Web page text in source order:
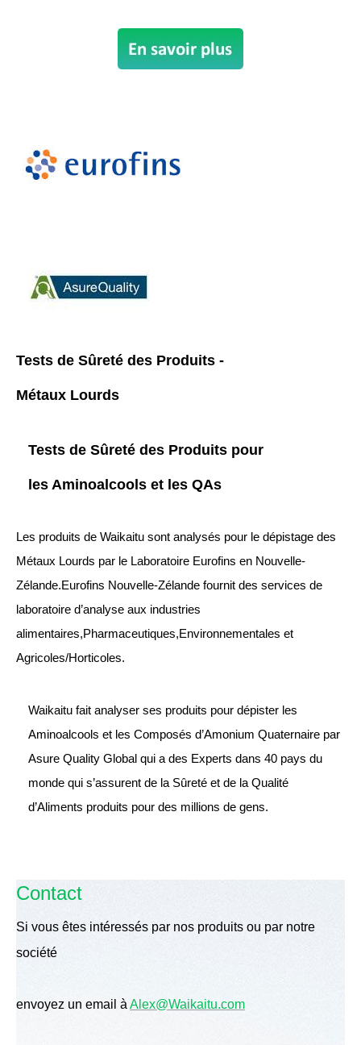
Tests de Sûreté des Produits -
Métaux Lourds
Tests de Sûreté des Produits pour
les Aminoalcools et les QAs
Les produits de Waikaitu sont analysés pour le dépistage des
Métaux Lourds par le Laboratoire Eurofins en Nouvelle-
Zélande.Eurofins Nouvelle-Zélande fournit des services de
laboratoire d’analyse aux industries
alimentaires,Pharmaceutiques,Environnementales et
Agricoles/Horticoles.
Waikaitu fait analyser ses produits pour dépister les
Aminoalcools et les Composés d’Amonium Quaternaire par
Asure Quality Global qui a des Experts dans 40 pays du
monde qui s’assurent de la Sûreté et de la Qualité
d’Aliments produits pour des millions de gens.
Contact
Si vous êtes intéressés par nos produits ou par notre
société
envoyez un email à Alex@Waikaitu.com